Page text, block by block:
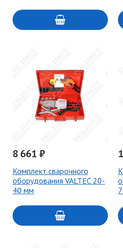
8 661 ₽
Комплект сварочного
оборудования VALTEC 20-
40 мм